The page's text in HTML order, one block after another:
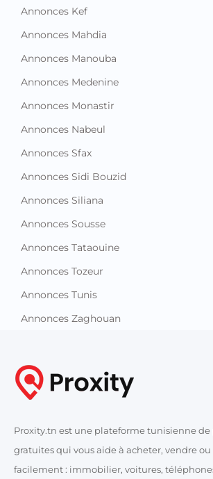
Annonces Kef
Annonces Mahdia
Annonces Manouba
Annonces Medenine
Annonces Monastir
Annonces Nabeul
Annonces Sfax
Annonces Sidi Bouzid
Annonces Siliana
Annonces Sousse
Annonces Tataouine
Annonces Tozeur
Annonces Tunis
Annonces Zaghouan
Proxity.tn est une plateforme tunisienne de
gratuites qui vous aide à acheter, vendre
facilement : immobilier, voitures,